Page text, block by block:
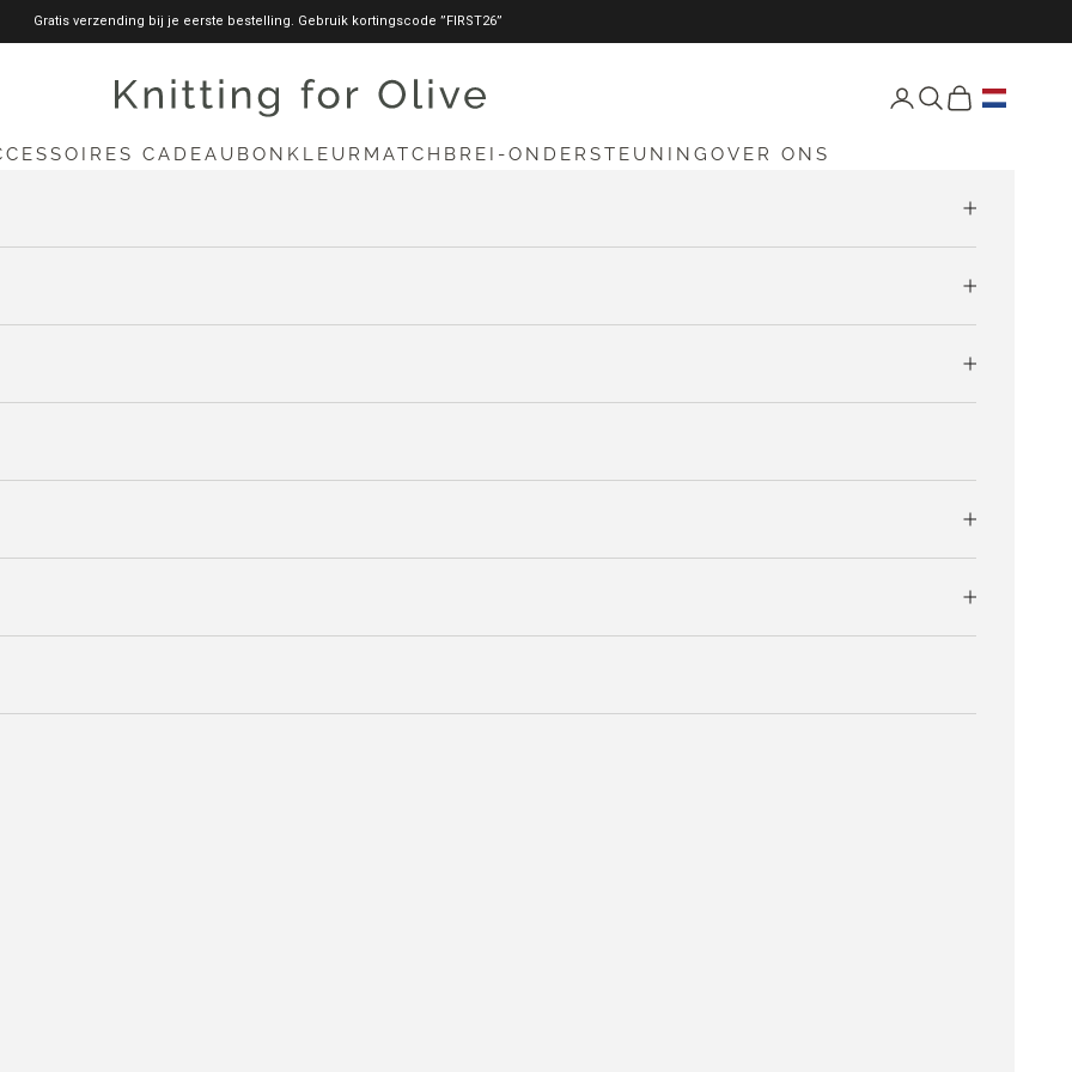
Gratis verzending bij je eerste bestelling. Gebruik kortingscode ”FIRST26”
knittingforolive.com Open accountpagina
Open zoekfunctie
Open
CADEAUBON KLEURMATCH BREI-ONDERSTEUNING OVER ONS